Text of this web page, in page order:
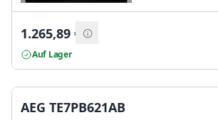
1.265,89 €
Auf Lager
AEG TE7PB621AB